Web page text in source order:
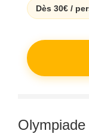
Dès 30€ /